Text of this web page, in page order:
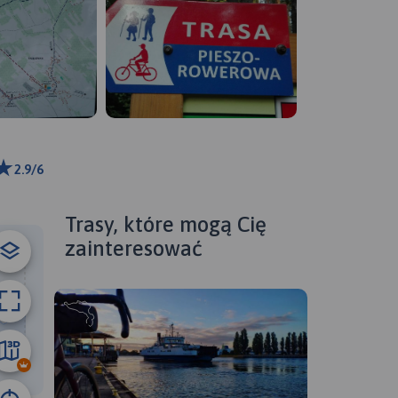
2.9/6
28 km
Trasy, które mogą Cię
zainteresować